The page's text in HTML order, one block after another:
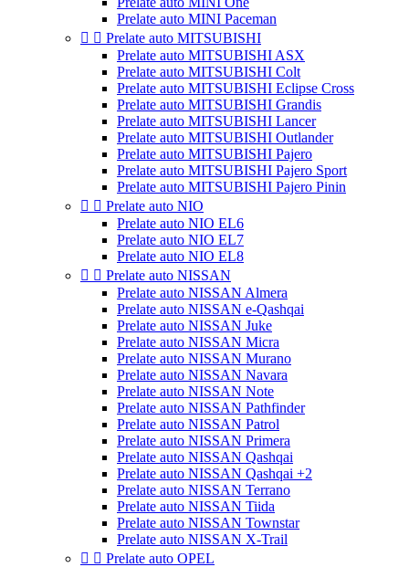
Prelate auto MINI Paceman
  Prelate auto MITSUBISHI
Prelate auto MITSUBISHI ASX
Prelate auto MITSUBISHI Colt
Prelate auto MITSUBISHI Eclipse Cross
Prelate auto MITSUBISHI Grandis
Prelate auto MITSUBISHI Lancer
Prelate auto MITSUBISHI Outlander
Prelate auto MITSUBISHI Pajero
Prelate auto MITSUBISHI Pajero Sport
Prelate auto MITSUBISHI Pajero Pinin
  Prelate auto NIO
Prelate auto NIO EL6
Prelate auto NIO EL7
Prelate auto NIO EL8
  Prelate auto NISSAN
Prelate auto NISSAN Almera
Prelate auto NISSAN e-Qashqai
Prelate auto NISSAN Juke
Prelate auto NISSAN Micra
Prelate auto NISSAN Murano
Prelate auto NISSAN Navara
Prelate auto NISSAN Note
Prelate auto NISSAN Pathfinder
Prelate auto NISSAN Patrol
Prelate auto NISSAN Primera
Prelate auto NISSAN Qashqai
Prelate auto NISSAN Qashqai +2
Prelate auto NISSAN Terrano
Prelate auto NISSAN Tiida
Prelate auto NISSAN Townstar
Prelate auto NISSAN X-Trail
  Prelate auto OPEL